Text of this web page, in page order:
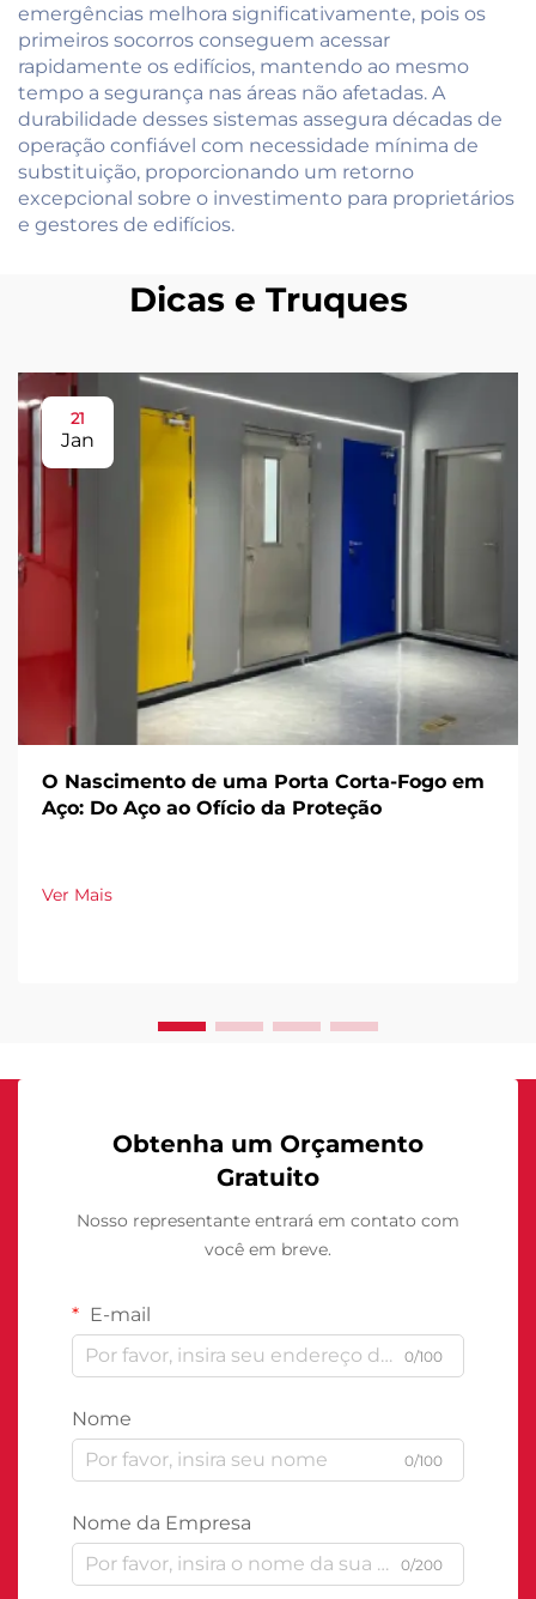
emergências melhora significativamente, pois os
primeiros socorros conseguem acessar
rapidamente os edifícios, mantendo ao mesmo
tempo a segurança nas áreas não afetadas. A
durabilidade desses sistemas assegura décadas de
operação confiável com necessidade mínima de
substituição, proporcionando um retorno
excepcional sobre o investimento para proprietários
e gestores de edifícios.
Dicas e Truques
21
Jan
O Nascimento de uma Porta Corta-Fogo em
Aço: Do Aço ao Ofício da Proteção
Ver Mais
Obtenha um Orçamento
Gratuito
Nosso representante entrará em contato com
você em breve.
E-mail
0/100
Nome
0/100
Nome da Empresa
0/200